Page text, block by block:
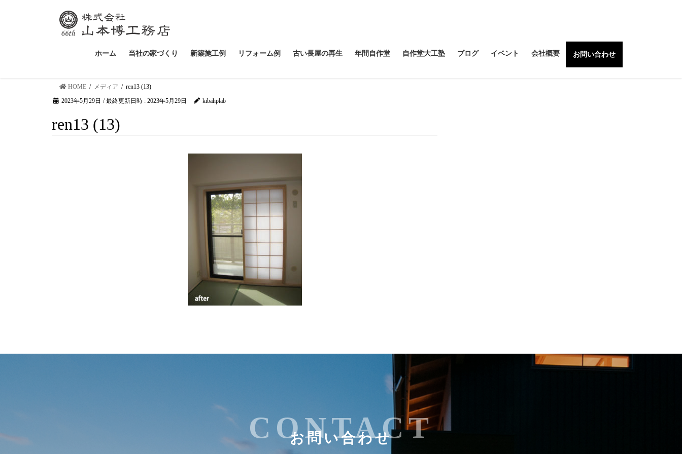
ホーム 当社の家づくり 新築施工例 リフォーム例 古い長屋の再生 年間自作堂 自作堂大工塾 ブログ イベント 会社概要 お問い合わせ
HOME メディア
ren13 (13)
2023年5月29日 / 最終更新日時 : 2023年5月29日 kibahplab
ren13 (13)
お問い合わせ
CONTACT